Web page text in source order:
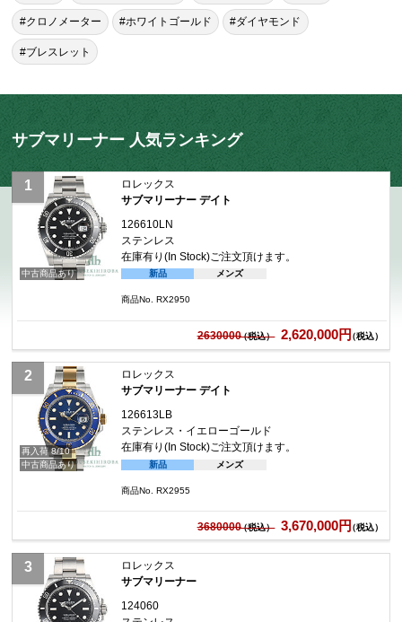
#クロノメーター #ホワイトゴールド #ダイヤモンド
#ブレスレット
サブマリーナー 人気ランキング
中古商品あり
ロレックス
サブマリーナー デイト
126610LN
ステンレス
在庫有り(In Stock)ご注文頂けます。
新品 メンズ
商品No. RX2950
2630000 2,620,000円（税込）
再入荷 8/10
中古商品あり
ロレックス
サブマリーナー デイト
126613LB
ステンレス・イエローゴールド
在庫有り(In Stock)ご注文頂けます。
新品 メンズ
商品No. RX2955
3680000 3,670,000円（税込）
ロレックス
サブマリーナー
124060